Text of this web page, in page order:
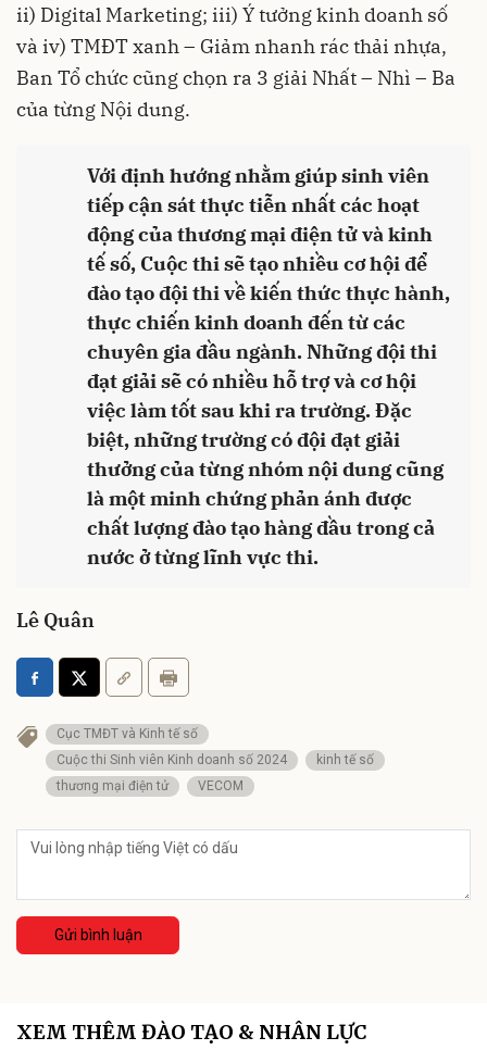
ii) Digital Marketing; iii) Ý tưởng kinh doanh số
và iv) TMĐT xanh – Giảm nhanh rác thải nhựa,
Ban Tổ chức cũng chọn ra 3 giải Nhất – Nhì – Ba
của từng Nội dung.
Với định hướng nhằm giúp sinh viên
tiếp cận sát thực tiễn nhất các hoạt
động của thương mại điện tử và kinh
tế số, Cuộc thi sẽ tạo nhiều cơ hội để
đào tạo đội thi về kiến thức thực hành,
thực chiến kinh doanh đến từ các
chuyên gia đầu ngành. Những đội thi
đạt giải sẽ có nhiều hỗ trợ và cơ hội
việc làm tốt sau khi ra trường. Đặc
biệt, những trường có đội đạt giải
thưởng của từng nhóm nội dung cũng
là một minh chứng phản ánh được
chất lượng đào tạo hàng đầu trong cả
nước ở từng lĩnh vực thi.
Lê Quân
Cục TMĐT và Kinh tế số
Cuộc thi Sinh viên Kinh doanh số 2024
kinh tế số
thương mại điện tử
VECOM
Gửi bình luận
XEM THÊM ĐÀO TẠO & NHÂN LỰC